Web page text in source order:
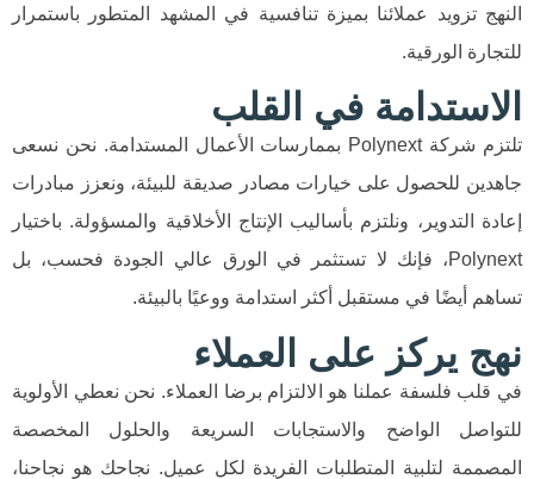
النهج تزويد عملائنا بميزة تنافسية في المشهد المتطور باستمرار
للتجارة الورقية.
الاستدامة في القلب
تلتزم شركة Polynext بممارسات الأعمال المستدامة. نحن نسعى
جاهدين للحصول على خيارات مصادر صديقة للبيئة، ونعزز مبادرات
إعادة التدوير، ونلتزم بأساليب الإنتاج الأخلاقية والمسؤولة. باختيار
Polynext، فإنك لا تستثمر في الورق عالي الجودة فحسب، بل
تساهم أيضًا في مستقبل أكثر استدامة ووعيًا بالبيئة.
نهج يركز على العملاء
في قلب فلسفة عملنا هو الالتزام برضا العملاء. نحن نعطي الأولوية
للتواصل الواضح والاستجابات السريعة والحلول المخصصة
المصممة لتلبية المتطلبات الفريدة لكل عميل. نجاحك هو نجاحنا،